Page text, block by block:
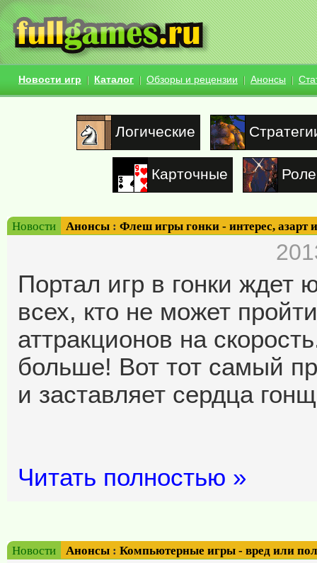
Новости игр Каталог Обзоры и рецензии Анонсы
Логические
Карточные
Новости Анонсы : Флеш игры гонки - интерес, азарт
Портал игр в гонки
всех, кто не может
аттракционов на
больше! Вот тот самый
и заставляет сердца
Читать полностью »
Новости Анонсы : Компьютерные игры - вред или